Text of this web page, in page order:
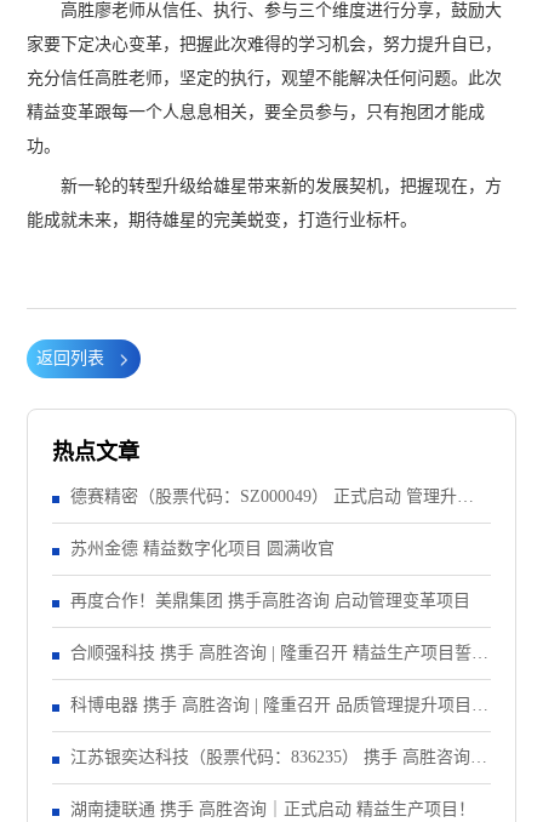
高胜廖老师从信任、执行、参与三个维度进行分享，鼓励大
家要下定决心变革，把握此次难得的学习机会，努力提升自已，
充分信任高胜老师，坚定的执行，观望不能解决任何问题。此次
精益变革跟每一个人息息相关，要全员参与，只有抱团才能成
功。
新一轮的转型升级给雄星带来新的发展契机，把握现在，方
能成就未来，期待雄星的完美蜕变，打造行业标杆。
返回列表
热点文章
德赛精密（股票代码：SZ000049） 正式启动 管理升级&
精益注塑项目！
苏州金德 精益数字化项目 圆满收官
再度合作！美鼎集团 携手高胜咨询 启动管理变革项目
合顺强科技 携手 高胜咨询 | 隆重召开 精益生产项目誓师
大会！
科博电器 携手 高胜咨询 | 隆重召开 品质管理提升项目启
动大会！
江苏银奕达科技（股票代码：836235） 携手 高胜咨询｜
正式启动 管理变革项目
湖南捷联通 携手 高胜咨询｜正式启动 精益生产项目！